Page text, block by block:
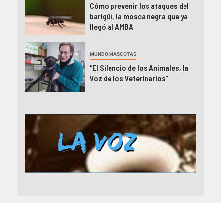
Cómo prevenir los ataques del
barigüí, la mosca negra que ya
llegó al AMBA
MUNDO MASCOTAS
“El Silencio de los Animales, la
Voz de los Veterinarios”